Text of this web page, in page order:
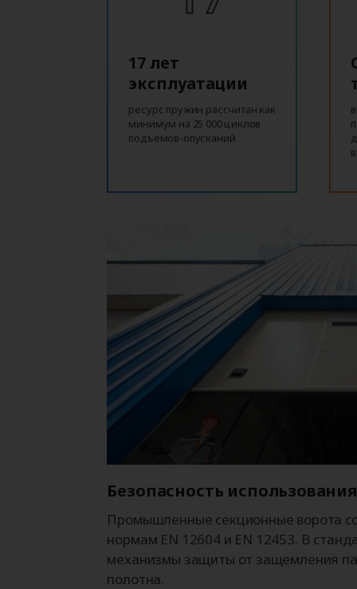
17 лет
эксплуатации
ресурс пружин рассчитан как
минимум на 25 000 циклов
подъемов-опусканий
Безопасность использования
Промышленные секционные ворота
нормам EN 12604 и EN 12453. В
механизмы защиты от защемления
полотна.